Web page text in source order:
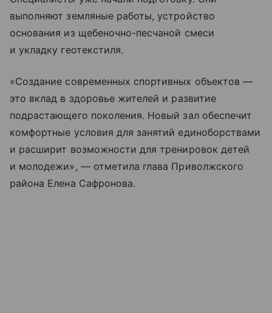
выполняют земляные работы, устройство
основания из щебеночно-песчаной смеси
и укладку геотекстиля.
«Создание современных спортивных объектов —
это вклад в здоровье жителей и развитие
подрастающего поколения. Новый зал обеспечит
комфортные условия для занятий единоборствами
и расширит возможности для тренировок детей
и молодежи», — отметила глава Приволжского
района Елена Сафронова.